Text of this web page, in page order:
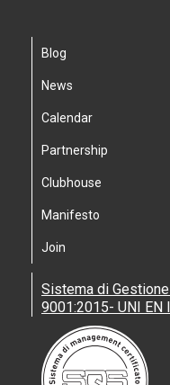
Blog
News
Calendar
Partnership
Clubhouse
Manifesto
Join
Sistema di
9001:2015- UNI EN